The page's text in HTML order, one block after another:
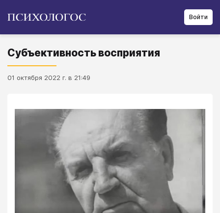
Войти
Субъективность восприятия
01 октября 2022 г. в 21:49